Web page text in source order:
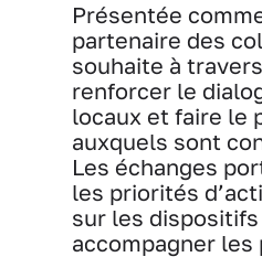
Présentée
partenaire des
souhaite à
renforcer le
locaux et faire le
auxquels sont
Les échanges
les priorités
sur les
accompagner les